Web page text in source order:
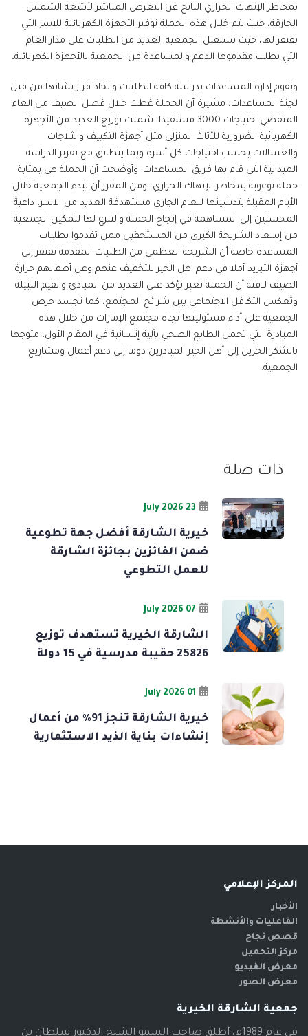
بمخاطر الإنهاك الحراري الناتج عن التعرض المباشر لأشعة الشمس
الحارقة، حيث يتم خلال هذه الحملة توفير الأجهزة الكهربائية للاسر التي
تفتقر لها، حيث تستقبل الجمعية العديد من الطلبات على مدار العام
التي يطلب مقدموها الدعم والمساعدة من الجمعية بالأجهزة الكهربائية،
وتقوم إدارة المساعدات بدراسة كافة الطلبات واتخاذ قرار بشانها من قبل
لجنة المساعدات، مشيرة أن الحملة غطت خلال فصل الصيف من العام
المنقضي احتياجات 3000 مستفيدا، شملت توزيع العديد من الأجهزة
الكهربائية الضرورية للأثاث المنزلي مثل أجهزة التكييف والثلاجات
والغسالات بحسب احتياجات كل أسرة وبما يتطابق مع تقرير الدراسة
الميدانية التي قام بها فريق المساعدات. وأوضحت أن الحملة هي بمثابة
حملة توعوية بمخاطر الإنهاك الحراري، ومن المقرر أن تبدء الجمعية خلال
الأيام المقبلة بتدشينها للعام الجاري مستهدفة العديد من الاسر، داعية
المحسنين إلى المساهمة في إنجاح الحملة والتبرع لها لتمكين الجمعية
من إسعاد الشريحة الكبرى من المستحقين ممن تقدموا بطلبات
المساعدة خاصة أن الشريحة العظمى من الطلبات المقدمة تفتقر إلى
أجهزة التبريد أملا في دعم اهل الخير للتخفيف عنهم وعن أطفالهم حرارة
الصيف لافتة أن الحملة تعبر تؤكد على العديد من المبادئ والقيم النبيلة
وتعكس التكافل الاجتماعي بين شرائح المجتمع، كما تجسد حرص
الجمعية على أداء مسئوليتها تجاه مجتمع الإمارات من خلال هذه
المبادرة التي تحمل الطابع الصحي بآلية إنسانية في المقام الأول، متوجها
بالشكر الجزيل إلى أهل الخير المبادرين دوما إلى دعم أعمال ومشاريع
الجمعية.
ذات صلة
23 July 2026
خيرية الشارقة أفضل جهة تطوعية
ضمن الفائزين بجائزة الشارقة
للعمل التطوعي
07 July 2026
الشارقة الخيرية تستهدف توزيع
25826 حقيبة مدرسية في 15 دولة
01 July 2026
خيرية الشارقة تنجز 91% من أعمال
إنشاءات بناية الذيد الاستثمارية
المركز الإعلامي
الأخبار
الفاعليات والأنشطة
قصص نجاح
مركز التحميل
معرض الفيديو
معرض الصور
جمعية الشارقة الخيرية
في عام 1989م، أطلق صاحب السمو الشيخ الدكتور سلطان بن